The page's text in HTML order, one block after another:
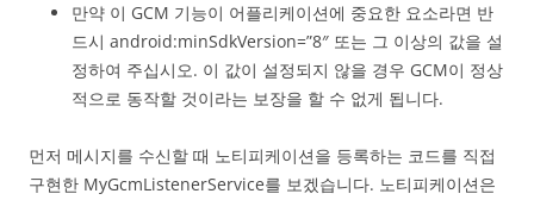
만약 이 GCM 기능이 어플리케이션에 중요한 요소라면 반
드시 android:minSdkVersion=”8″ 또는 그 이상의 값을 설
정하여 주십시오. 이 값이 설정되지 않을 경우 GCM이 정상
적으로 동작할 것이라는 보장을 할 수 없게 됩니다.
먼저 메시지를 수신할 때 노티피케이션을 등록하는 코드를 직접
구현한 MyGcmListenerService를 보겠습니다. 노티피케이션은